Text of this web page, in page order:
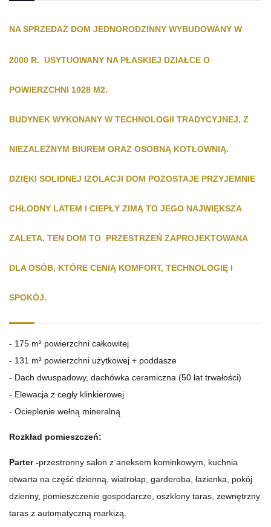
NA SPRZEDAŻ DOM JEDNORODZINNY WYBUDOWANY W
2000 R. USYTUOWANY NA PŁASKIEJ DZIAŁCE O
POWIERZCHNI 1028 M2.
BUDYNEK WYKONANY W TECHNOLOGII TRADYCYJNEJ, Z
NIEZALEŻNYM BIUREM ORAZ OSOBNĄ KOTŁOWNIĄ.
DZIĘKI SOLIDNEJ IZOLACJI DOM POZOSTAJE PRZYJEMNIE
CHŁODNY LATEM I CIEPŁY ZIMĄ TO JEGO NAJWIĘKSZA
ZALETA. TEN DOM TO PRZESTRZEŃ ZAPROJEKTOWANA
DLA OSÓB, KTÓRE CENIĄ KOMFORT, TECHNOLOGIĘ I
SPOKÓJ.
- 175 m² powierzchni całkowitej
- 131 m² powierzchni użytkowej + poddasze
- Dach dwuspadowy, dachówka ceramiczna (50 lat trwałości)
- Elewacja z cegły klinkierowej
- Ocieplenie wełną mineralną
Rozkład pomieszczeń:
Parter -przestronny salon z aneksem kominkowym, kuchnia
otwarta na część dzienną, wiatrołap, garderoba, łazienka, pokój
dzienny, pomieszczenie gospodarcze, oszklony taras, zewnętrzny
taras z automatyczną markizą.